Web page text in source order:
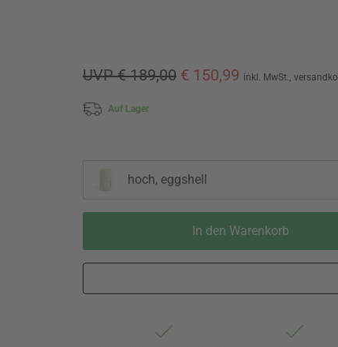
UVP € 189,00 € 150,99 inkl. MwSt.,
Auf Lager
hoch, eggshell
In den Warenkorb